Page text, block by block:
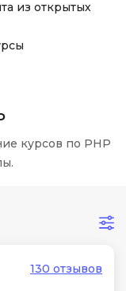
из открытых
курсов по PHP
130 отзывов